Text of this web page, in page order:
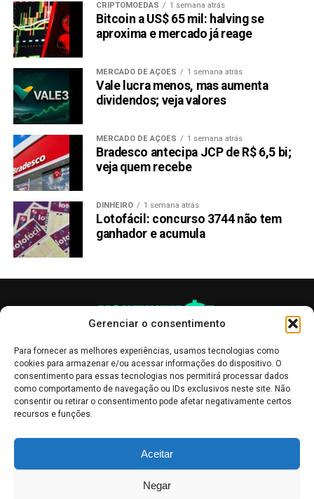
Gerenciar o consentimento
Para fornecer as melhores experiências, usamos tecnologias como
cookies para armazenar e/ou acessar informações do dispositivo. O
consentimento para essas tecnologias nos permitirá processar dados
como comportamento de navegação ou IDs exclusivos neste site. Não
consentir ou retirar o consentimento pode afetar negativamente certos
recursos e funções.
Aceitar
Negar
CRIPTOMOEDAS 1 semana atrás
Bitcoin a US$ 65 mil: halving se
aproxima e mercado já reage
MERCADO DE AÇÕES 1 semana atrás
Vale lucra menos, mas aumenta
dividendos; veja valores
MERCADO DE AÇÕES 1 semana atrás
Bradesco antecipa JCP de R$ 6,5 bi;
veja quem recebe
DINHEIRO 1 semana atrás
Lotofácil: concurso 3744 não tem
ganhador e acumula
informativo, servindo como boletins de divulgação, e não devem ser
interpretadas como recomendações de investimento.Leia mais
Bolsa de Valores